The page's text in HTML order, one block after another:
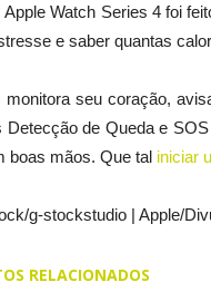
Apple Watch Series 4 foi
e saber quantas
monitora seu coração,
Detecção de Queda e
boas mãos. Que tal iniciar
g-stockstudio | Apple/
RELACIONADOS